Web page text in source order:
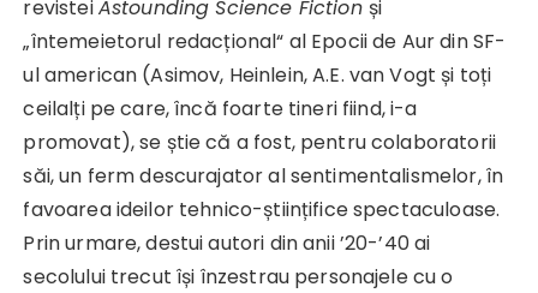
revisteiAstounding Science Fiction și
„întemeietorul redacțional“ al Epocii de Aur din SF-
ul american (Asimov, Heinlein, A.E. van Vogt și toți
ceilalți pe care, încă foarte tineri fiind, i-a
promovat), se știe că a fost, pentru colaboratorii
săi, un ferm descurajator al sentimentalismelor, în
favoarea ideilor tehnico-științifice spectaculoase.
Prin urmare, destui autori din anii ’20-’40 ai
secolului trecut își înzestrau personajele cu o